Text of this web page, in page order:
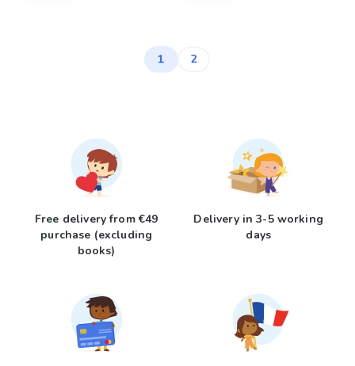
1 2
Free delivery from €49
purchase (excluding
books)
Delivery in 3-5 working
days